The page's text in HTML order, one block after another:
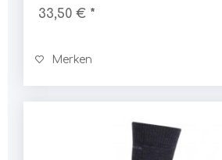
33,50 € *
Merken